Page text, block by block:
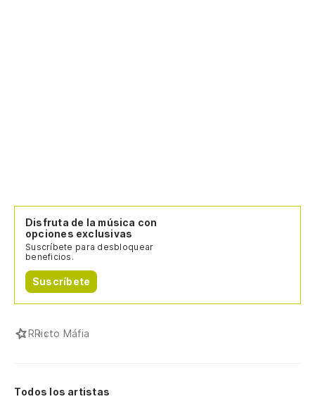
Disfruta de la música con
opciones exclusivas
Suscríbete para desbloquear
beneficios.
Suscríbete
RRicto Máfia
Todos los artistas